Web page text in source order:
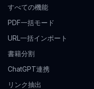
すべての機能
PDF一括モード
URL一括インポート
書籍分割
ChatGPT連携
リンク抽出